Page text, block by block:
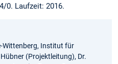
0. Laufzeit: 2016.
Wittenberg, Institut für
(Projektleitung), Dr.